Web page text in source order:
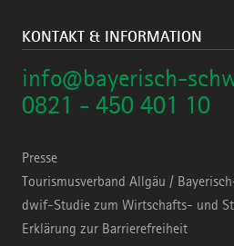
KONTAKT & INFORMATION
info@bayerisch-
0821 - 450 401 10
Presse
Tourismusverband Allgäu /
dwif-Studie zum Wirtschafts- und
Erklärung zur Barrierefreiheit